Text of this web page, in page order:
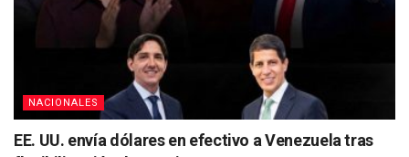
NACIONALES
EE. UU. envía dólares en efectivo a Venezuela tras